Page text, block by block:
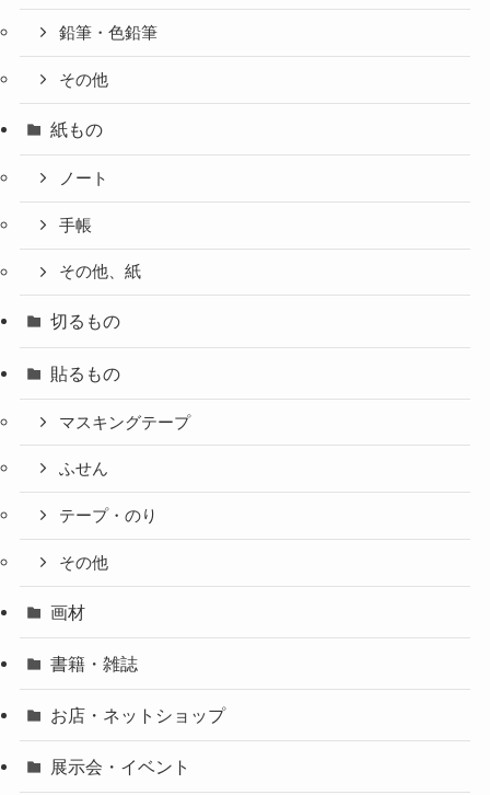
鉛筆・色鉛筆
その他
紙もの
ノート
手帳
その他、紙
切るもの
貼るもの
マスキングテープ
ふせん
テープ・のり
その他
画材
書籍・雑誌
お店・ネットショップ
展示会・イベント